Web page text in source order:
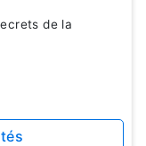
de la